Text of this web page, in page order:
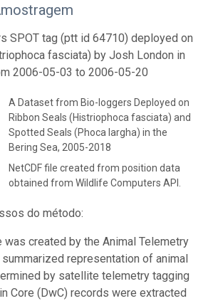
SPOT tag (ptt id 64710) deployed on
fasciata) by Josh London in
2006-05-03 to 2006-05-20
A Dataset from Bio-loggers Deployed on
Ribbon Seals (Histriophoca fasciata) and
Spotted Seals (Phoca largha) in the
Bering Sea, 2005-2018
NetCDF file created from position data
obtained from Wildlife Computers API.
do método:
was created by the Animal Telemetry
representation of animal
by satellite telemetry tagging
Core (DwC) records were extracted